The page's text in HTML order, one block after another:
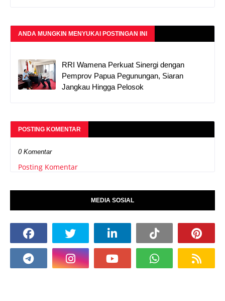
ANDA MUNGKIN MENYUKAI POSTINGAN INI
RRI Wamena Perkuat Sinergi dengan
Pemprov Papua Pegunungan, Siaran
Jangkau Hingga Pelosok
POSTING KOMENTAR
0 Komentar
Posting Komentar
MEDIA SOSIAL